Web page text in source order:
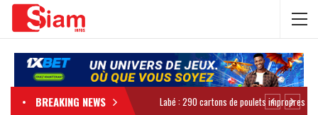
BREAKING NEWS